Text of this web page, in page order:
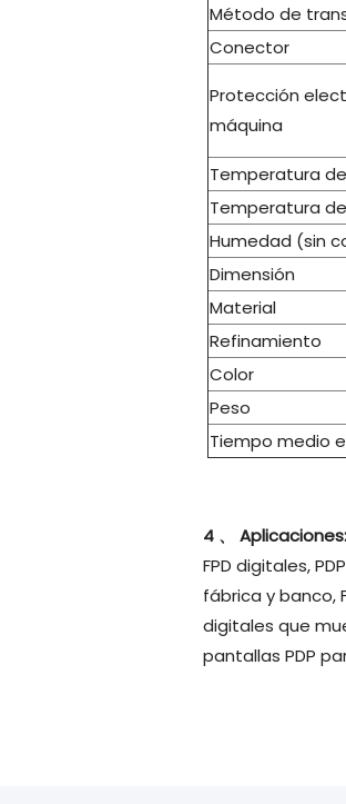
Método de
Conector
Protección
máquina
Temperatura
Temperatura
Humedad (sin
Dimensión
Material
Refinamiento
Color
Peso
Tiempo medio
4 、 Aplicaciones:
FPD digitales,
fábrica y banco,
digitales que
pantallas PDP